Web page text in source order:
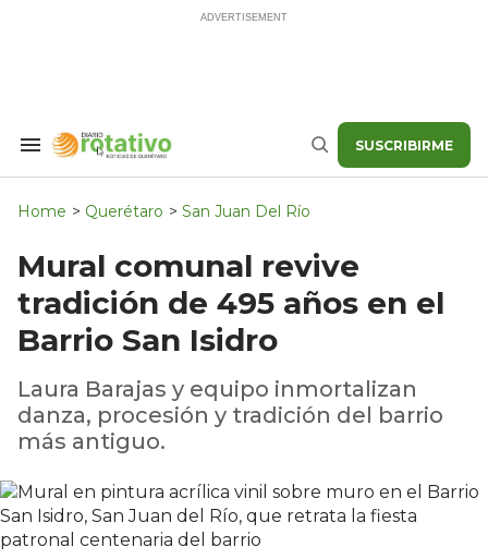
Search
Navigation
Buscar SUSCRIBIRME
Home > Querétaro > San Juan Del Río
Mural comunal revive
tradición de 495 años en el
Barrio San Isidro
Laura Barajas y equipo inmortalizan
danza, procesión y tradición del barrio
más antiguo.